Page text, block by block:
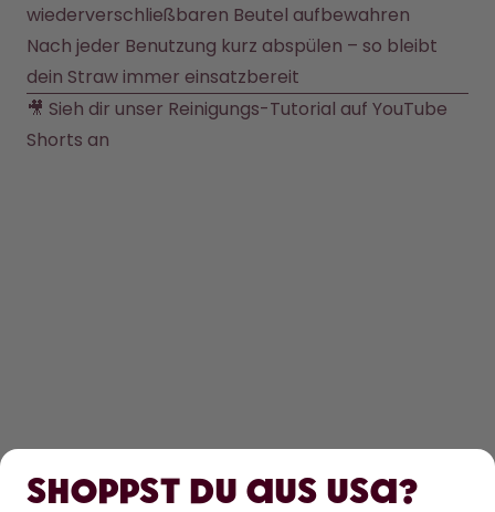
wiederverschließbaren Beutel aufbewahren
Nach jeder Benutzung kurz abspülen – so bleibt
dein Straw immer einsatzbereit
🎥 Sieh dir unser Reinigungs-Tutorial auf
Shorts an
Shoppst du aus USA?